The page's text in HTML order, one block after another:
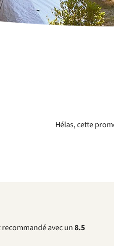
Hélas, cette
recommandé avec un8.5